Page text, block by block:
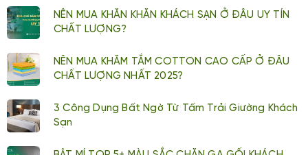
NÊN MUA KHĂN KHĂN KHÁCH SẠN Ở ĐÂU UY TÍN
CHẤT LƯỢNG?
NÊN MUA KHĂM TẮM COTTON CAO CẤP Ở ĐÂU
CHẤT LƯỢNG NHẤT 2025?
3 Công Dụng Bất Ngờ Từ Tấm Trải Giường Khách
Sạn